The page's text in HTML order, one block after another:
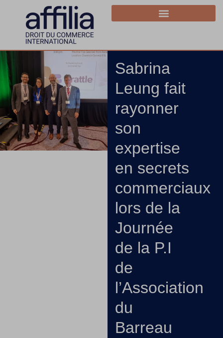
Sabrina
Leung fait
rayonner
son
expertise
en secrets
commerciaux
lors de la
Journée
de la P.I
de
l’Association
du
Barreau